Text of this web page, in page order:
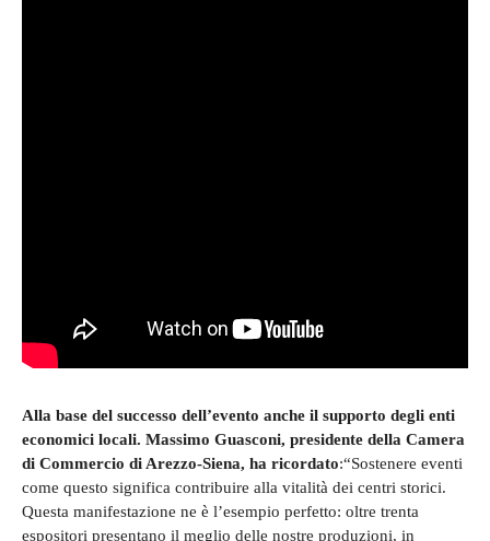
Alla base del successo dell’evento anche il supporto degli enti
economici locali. Massimo Guasconi, presidente della Camera
di Commercio di Arezzo-Siena, ha ricordato:“Sostenere eventi
come questo significa contribuire alla vitalità dei centri storici.
Questa manifestazione ne è l’esempio perfetto: oltre trenta
espositori presentano il meglio delle nostre produzioni, in